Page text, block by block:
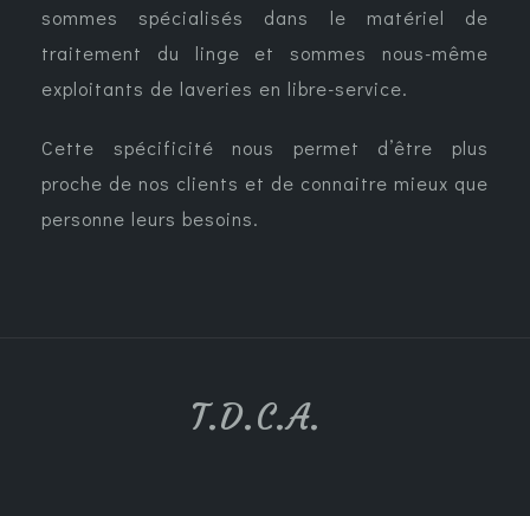
sommes spécialisés dans le matériel de
traitement du linge et sommes nous-même
exploitants de laveries en libre-service.
Cette spécificité nous permet d’être plus
proche de nos clients et de connaitre mieux que
personne leurs besoins.
T.D.C.A.